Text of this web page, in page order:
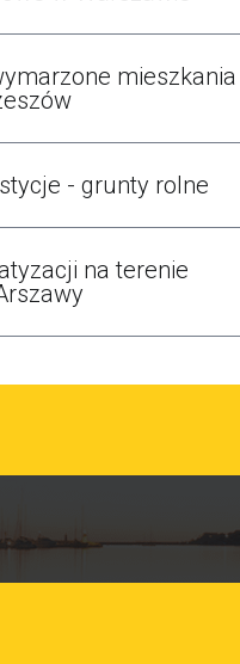
mieszkania
- grunty rolne
na terenie